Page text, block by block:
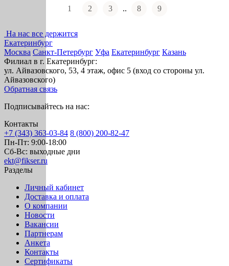
1 2 3 .. 8 9
На нас все держится
Екатеринбург
Москва Санкт-Петербург Уфа Екатеринбург Казань
Филиал в г. Екатеринбург:
ул. Айвазовского, 53, 4 этаж, офис 5 (вход со стороны ул.
Айвазовского)
Обратная связь
Подписывайтесь на нас:
Контакты
+7 (343) 363-03-84 8 (800) 200-82-47
Пн-Пт: 9:00-18:00
Сб-Вс: выходные дни
ekt@fikser.ru
Разделы
Личный кабинет
Доставка и оплата
О компании
Новости
Вакансии
Партнерам
Анкета
Контакты
Сертификаты